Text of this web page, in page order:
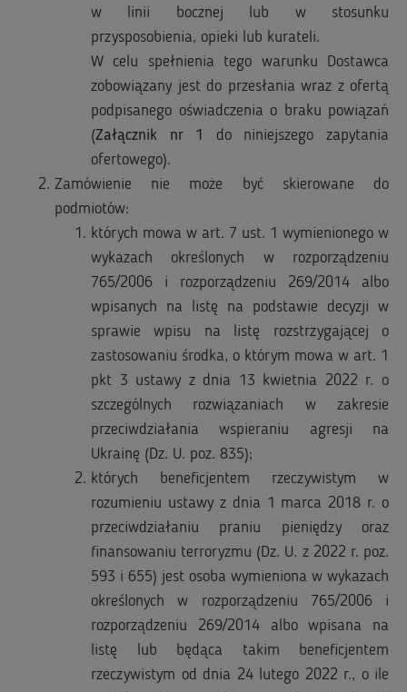
w linii bocznej lub w stosunku
przysposobienia, opieki lub kurateli.
W celu spełnienia tego warunku Dostawca
zobowiązany jest do przesłania wraz z ofertą
podpisanego oświadczenia o braku powiązań
(Załącznik nr 1
do niniejszego zapytania
ofertowego).
Zamówienie nie może być skierowane do
podmiotów:
których mowa w art. 7 ust. 1 wymienionego w
wykazach określonych w rozporządzeniu
765/2006 i rozporządzeniu 269/2014 albo
wpisanych na listę na podstawie decyzji w
sprawie wpisu na listę rozstrzygającej o
zastosowaniu środka, o którym mowa w art. 1
pkt 3 ustawy z dnia 13 kwietnia 2022 r. o
szczególnych rozwiązaniach w zakresie
przeciwdziałania wspieraniu agresji na
Ukrainę (Dz. U. poz. 835);
których beneficjentem rzeczywistym w
rozumieniu ustawy z dnia 1 marca 2018 r. o
przeciwdziałaniu praniu pieniędzy oraz
finansowaniu terroryzmu (Dz. U. z 2022 r. poz.
593 i 655) jest osoba wymieniona w wykazach
określonych w rozporządzeniu 765/2006 i
rozporządzeniu 269/2014 albo wpisana na
listę lub będąca takim beneficjentem
rzeczywistym od dnia 24 lutego 2022 r., o ile